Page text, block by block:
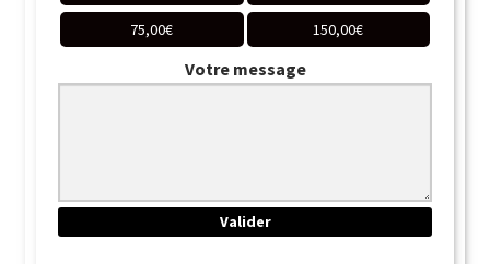
75,00€ 150,00€
Votre message